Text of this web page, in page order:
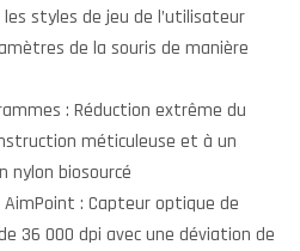
styles de jeu de l’utilisateur
de la souris de manière
: Réduction extrême du
méticuleuse et à un
nylon biosourcé
AimPoint : Capteur optique de
36 000 dpi avec une déviation de